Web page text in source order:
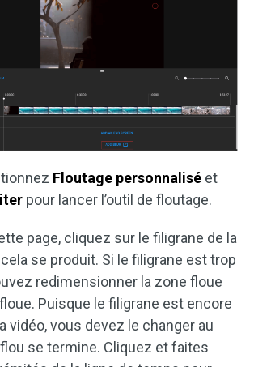
Floutage personnalisé et
pour lancer l’outil de floutage.
page, cliquez sur le filigrane de la
se produit. Si le filigrane est trop
redimensionner la zone floue
Puisque le filigrane est encore
vidéo, vous devez le changer au
se termine. Cliquez et faites